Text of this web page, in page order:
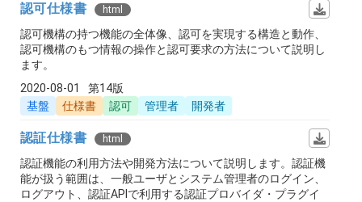
認可仕様書 html
認可機構の持つ機能の全体像、認可を実現する構造と動作、
認可機構のもつ情報の操作と認可要求の方法について説明し
ます。
2020-08-01
第14版
基盤
仕様書 認可 管理者 開発者
認証仕様書 html
認証機能の利用方法や開発方法について説明します。認証機
能が扱う範囲は、一般ユーザとシステム管理者のログイン、
ログアウト、認証APIで利用する認証プロバイダ・プラグイ